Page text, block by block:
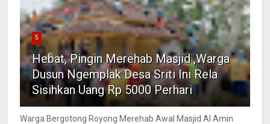
5
Hebat, Pingin Merehab Masjid ,Warga
Dusun Ngemplak Desa Sriti Ini Rela
Sisihkan Uang Rp 5000 Perhari
Warga Bergotong Royong Merehab Awal Masjid Al Amin